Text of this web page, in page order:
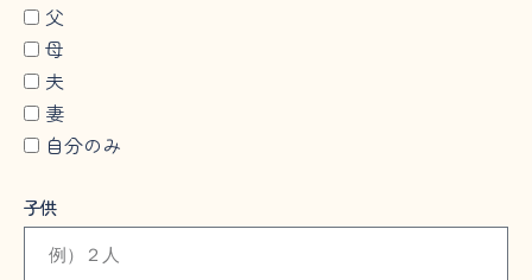
父
母
夫
妻
自分のみ
子供